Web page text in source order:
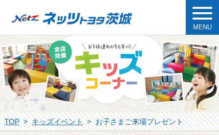
MENU
TOP キッズイベント お子さまご来場プレゼント